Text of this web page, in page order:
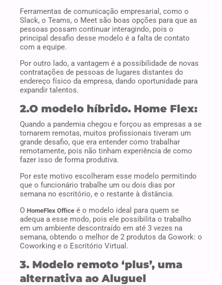
Ferramentas de comunicação empresarial, como o
Slack, o Teams, o Meet são boas opções para que as
pessoas possam continuar interagindo, pois o
principal desafio desse modelo é a falta de contato
com a equipe.
Por outro lado, a vantagem é a possibilidade de novas
contratações de pessoas de lugares distantes do
endereço físico da empresa, dando oportunidade para
expandir talentos.
2.O modelo híbrido. Home Flex:
Quando a pandemia chegou e forçou as empresas a se
tornarem remotas, muitos profissionais tiveram um
grande desafio, que era entender como trabalhar
remotamente, pois não tinham experiência de como
fazer isso de forma produtiva.
Por este motivo escolheram esse modelo permitindo
que o funcionário trabalhe um ou dois dias por
semana no escritório, e o restante à distância.
O HomeFlex Office é o modelo ideal para quem se
adequa a esse modo, pois ele possibilita o trabalho
em um ambiente descontraído em até 3 vezes na
semana, obtendo o melhor de 2 produtos da Gowork: o
Coworking e o Escritório Virtual.
3. Modelo remoto ‘plus’, uma
alternativa ao Aluguel